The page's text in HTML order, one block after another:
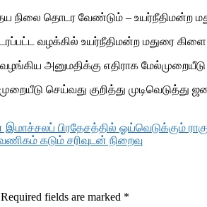
நிலை தொடர வேண்டும் – உயர்நீதிமன்ற
வழக்கில் உயர்நீதிமன்ற மதுரை கிளை
அனுமதிக்கு எதிராக
செய்வது குறித்து
இமாச்சலப் பிரதேசத்தில் ஓய்வெடுக்கும்
கடும் சரிவுடன் நிறைவு
Required fields are marked *